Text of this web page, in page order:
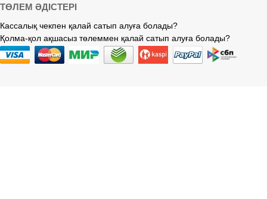
ТӨЛЕМ ӘДІСТЕРІ
Кассалық чекпен қалай сатып алуға болады?
Қолма-қол ақшасыз төлеммен қалай сатып алуға болады?